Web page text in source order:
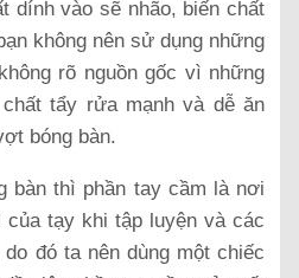
dính vào sẽ nhão, biến chất
không nên sử dụng những
rõ nguồn gốc vì những
tẩy rửa mạnh và dễ ăn
bóng bàn.
bàn thì phần tay cầm là nơi
tạy khi tập luyện và các
đó ta nên dùng một chiếc